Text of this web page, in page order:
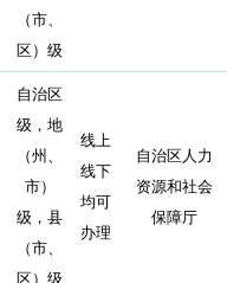
（市、
区）级
自治区
级，地
（州、
市）
级，县
（市、
区）级
线上
线下
均可
办理
自治区人力
资源和社会
保障厅